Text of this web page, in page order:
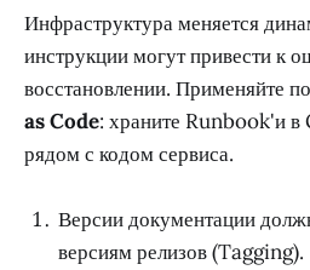
Инфраструктура меняется
инструкции могут привести к
восстановлении. Применяйте
as Code: храните Runbook'и в
рядом с кодом сервиса.
Версии документации
версиям релизов (Tagging).